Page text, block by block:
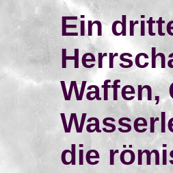
Ein
Waffen,
die